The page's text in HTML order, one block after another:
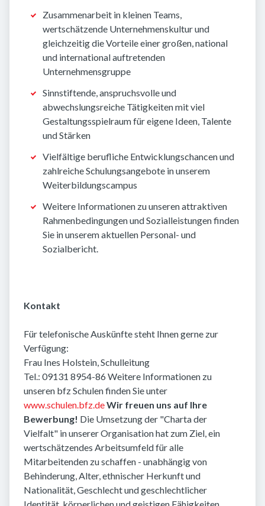
Zusammenarbeit in kleinen Teams,
wertschätzende Unternehmenskultur und
gleichzeitig die Vorteile einer großen, national
und international auftretenden
Unternehmensgruppe
Sinnstiftende, anspruchsvolle und
abwechslungsreiche Tätigkeiten mit viel
Gestaltungsspielraum für eigene Ideen, Talente
und Stärken
Vielfältige berufliche Entwicklungschancen und
zahlreiche Schulungsangebote in unserem
Weiterbildungscampus
Weitere Informationen zu unseren attraktiven
Rahmenbedingungen und Sozialleistungen finden
Sie in unserem aktuellen Personal- und
Sozialbericht.
Kontakt
Für telefonische Auskünfte steht Ihnen gerne zur
Verfügung:
Frau Ines Holstein, Schulleitung
Tel.: 09131 8954-86 Weitere Informationen zu
unseren bfz Schulen finden Sie unter
www.schulen.bfz.deWir freuen uns auf Ihre
Bewerbung! Die Umsetzung der "Charta der
Vielfalt" in unserer Organisation hat zum Ziel, ein
wertschätzendes Arbeitsumfeld für alle
Mitarbeitenden zu schaffen - unabhängig von
Behinderung, Alter, ethnischer Herkunft und
Nationalität, Geschlecht und geschlechtlicher